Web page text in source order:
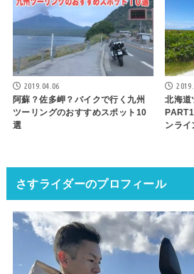
2019.04.06
阿蘇？佐多岬？バイクで行く九州
ツーリングのおすすめスポット10
選
北海道
ンライ
さすライダーのプロフィール